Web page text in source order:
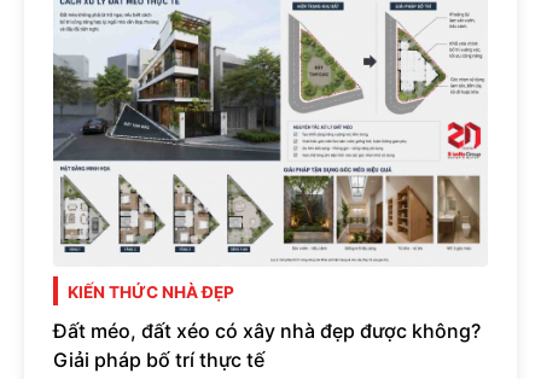
KIẾN THỨC NHÀ ĐẸP
Đất méo, đất xéo có xây nhà đẹp được không?
Giải pháp bố trí thực tế